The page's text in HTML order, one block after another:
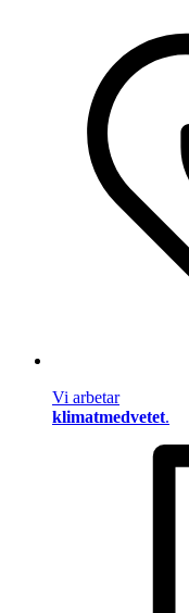
Vi arbetar
klimatmedvetet.